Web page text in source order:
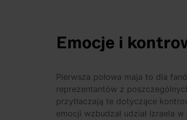
Emocje i
Pierwsza połowa maja to dla
reprezentantów z
przytłaczają te dotyczące
emocji wzbudzał udział Izraela